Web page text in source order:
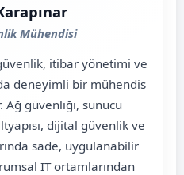
Mühendisi
itibar yönetimi ve
deneyimli bir mühendis
Ağ güvenliği, sunucu
dijital güvenlik ve
sade, uygulanabilir
IT ortamlarından